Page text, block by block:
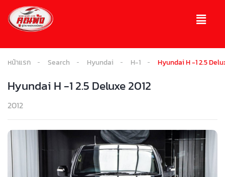
หน้าแรก Search Hyundai H-1 Hyundai H -1 2.5
Hyundai H -1 2.5 Deluxe 2012
2012